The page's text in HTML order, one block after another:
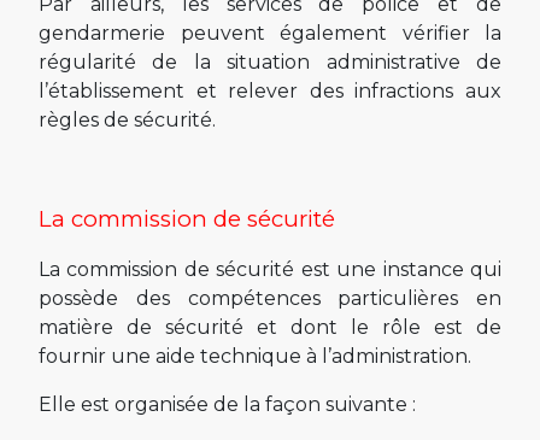
gendarmerie peuvent également vérifier la
régularité de la situation administrative de
l’établissement et relever des infractions aux
règles de sécurité.
La commission de sécurité
La commission de sécurité est une instance qui
possède des compétences particulières en
matière de sécurité et dont le rôle est de
fournir une aide technique à l’administration.
Elle est organisée de la façon suivante :